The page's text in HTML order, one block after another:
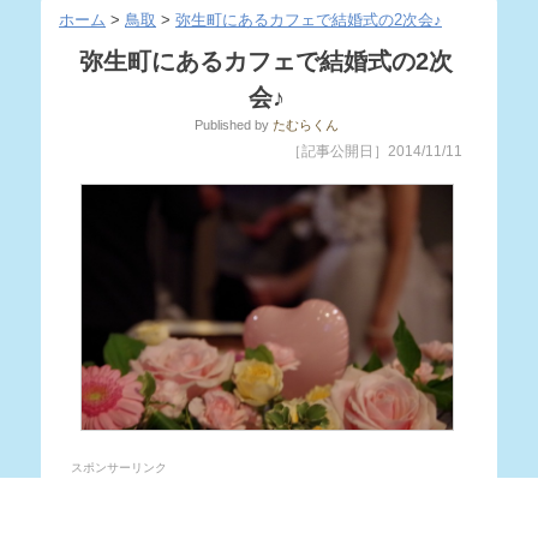
to
ホーム > 鳥取 > 弥生町にあるカフェで結婚式の2次会♪
弥生町にあるカフェで結婚式の2次
会♪
Published by たむらくん
［記事公開日］2014/11/11
スポンサーリンク